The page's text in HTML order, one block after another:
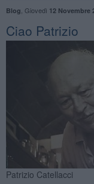
Blog Giovedì 12 Novembre
Ciao Patrizio
Patrizio Catellacci